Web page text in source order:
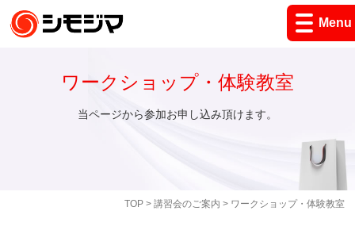
Menu
TOP> 講習会のご案内 > ワークショップ・体験教室
ワークショップ・体験教室
当ページから参加お申し込み頂けます。